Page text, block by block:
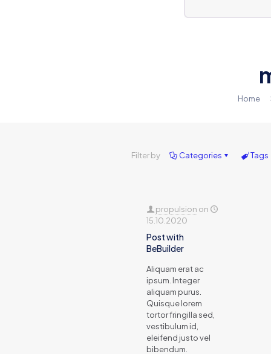
Home
Filter by Categories Tags
propulsion on
15.10.2020
Post with
BeBuilder
Aliquam erat ac
ipsum. Integer
aliquam purus.
Quisque lorem
tortor fringilla sed,
vestibulum id,
eleifend justo vel
bibendum.